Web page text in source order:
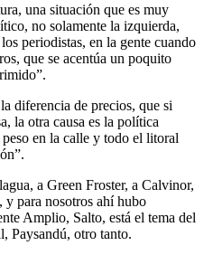
una situación que es muy
no solamente la izquierda,
periodistas, en la gente cuando
que se acentúa un poquito
diferencia de precios, que si
la otra causa es la política
en la calle y todo el litoral
a Green Froster, a Calvinor,
para nosotros ahí hubo
Amplio, Salto, está el tema del
Paysandú, otro tanto.